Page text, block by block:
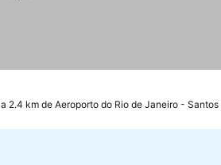
a 2.4 km de Aeroporto do Rio de Janeiro - Santos